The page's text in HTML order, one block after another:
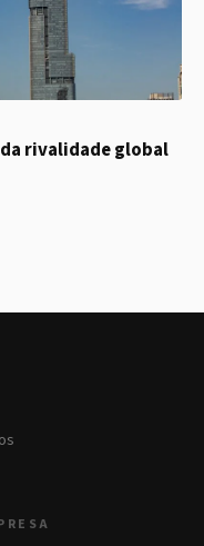
rivalidade global